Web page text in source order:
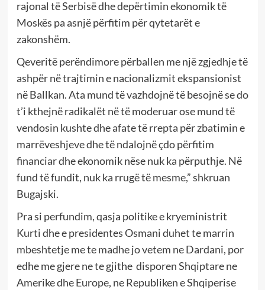
rajonal të Serbisë dhe depërtimin ekonomik të
Moskës pa asnjë përfitim për qytetarët e
zakonshëm.
Qeveritë perëndimore përballen me një zgjedhje të
ashpër në trajtimin e nacionalizmit ekspansionist
në Ballkan. Ata mund të vazhdojnë të besojnë se do
t’i kthejnë radikalët në të moderuar ose mund të
vendosin kushte dhe afate të rrepta për zbatimin e
marrëveshjeve dhe të ndalojnë çdo përfitim
financiar dhe ekonomik nëse nuk ka përputhje. Në
fund të fundit, nuk ka rrugë të mesme,” shkruan
Bugajski.
Pra si perfundim, qasja politike e kryeministrit
Kurti dhe e presidentes Osmani duhet te marrin
mbeshtetje me te madhe jo vetem ne Dardani, por
edhe me gjere ne te gjithe disporen Shqiptare ne
Amerike dhe Europe, ne Republiken e Shqiperise